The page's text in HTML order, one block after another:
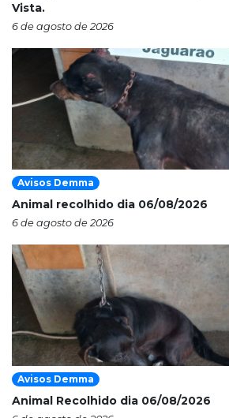
Vista.
6 de agosto de 2026
Avisos Demma
Animal recolhido dia 06/08/2026
6 de agosto de 2026
Avisos Demma
Animal Recolhido dia 06/08/2026